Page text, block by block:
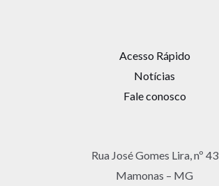
Acesso Rápido
Notícias
Fale conosco
Rua José Gomes Lira, nº 43
Mamonas – MG